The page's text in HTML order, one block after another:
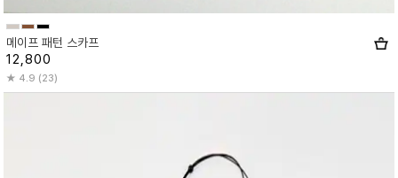
메이프 패턴 스카프
12,800
4.9 (23)